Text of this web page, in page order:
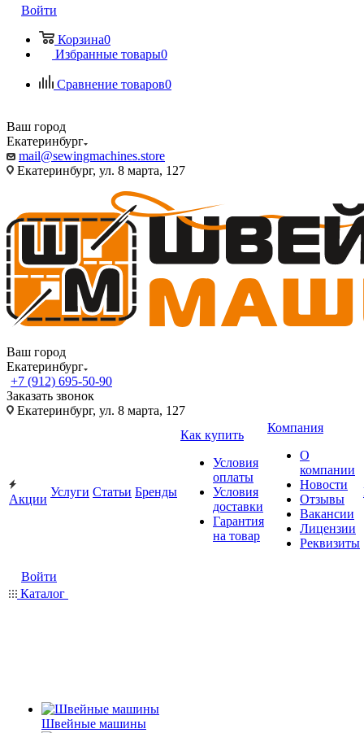
Войти
Корзина0
Избранные товары0
Сравнение товаров0
Ваш город
Екатеринбург
mail@sewingmachines.store
Екатеринбург, ул. 8 марта, 127
Ваш город
Екатеринбург
+7 (912) 695-50-90
Заказать звонок
Екатеринбург, ул. 8 марта, 127
Акции
Услуги Статьи Бренды
Как купить
Условия
оплаты
Условия
доставки
Гарантия
на товар
Компания
О
компании
Новости
Отзывы
Вакансии
Лицензии
Реквизиты
Войти
Каталог
Швейные машины